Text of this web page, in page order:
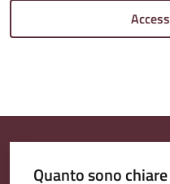
Quanto sono